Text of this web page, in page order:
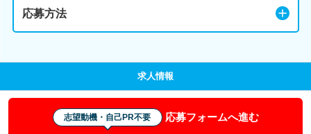
応募方法
求人情報
志望動機・自己PR不要 応募フォームへ進む